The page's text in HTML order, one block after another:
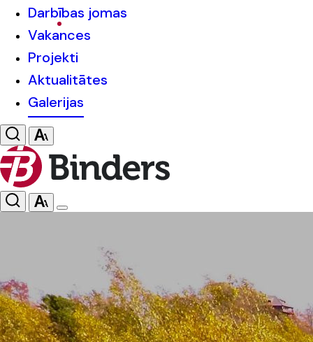
Darbības jomas
Vakances
Projekti
Aktualitātes
Galerijas